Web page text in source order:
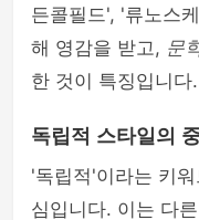
든콜필드', '류노스
해 영감을 받고, 문
한 것이 특징입니다.
독립적 스타일의
'독립적'이라는 키
심입니다. 이는 다